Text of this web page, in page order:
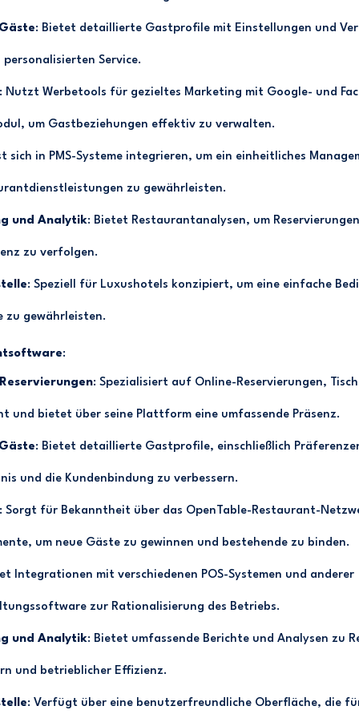
: Bietet detaillierte Gastprofile mit Einstellungen und
Service.
Nutzt Werbetools für gezieltes Marketing mit Google- und
um Gastbeziehungen effektiv zu verwalten.
sich in PMS-Systeme integrieren, um ein einheitliches
zu gewährleisten.
und Analytik: Bietet Restaurantanalysen, um
zu verfolgen.
: Speziell für Luxushotels konzipiert, um eine einfache
zu gewährleisten.
:
: Spezialisiert auf Online-Reservierungen,
und bietet über seine Plattform eine umfassende Präsenz.
: Bietet detaillierte Gastprofile, einschließlich
und die Kundenbindung zu verbessern.
Sorgt für Bekanntheit über das OpenTable-Restaurant-
um neue Gäste zu gewinnen und bestehende zu binden.
Integrationen mit verschiedenen POS-Systemen und anderer
zur Rationalisierung des Betriebs.
und Analytik: Bietet umfassende Berichte und Analysen zu
und betrieblicher Effizienz.
: Verfügt über eine benutzerfreundliche Oberfläche, die